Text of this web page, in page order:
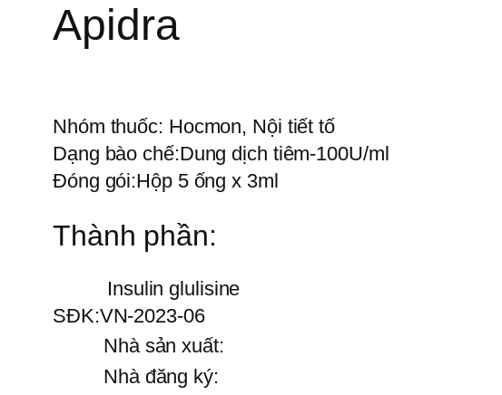
Apidra
Nhóm thuốc: Hocmon, Nội tiết tố
Dạng bào chế:Dung dịch tiêm-100U/ml
Đóng gói:Hộp 5 ống x 3ml
Thành phần:
Insulin glulisine
SĐK:VN-2023-06
Nhà sản xuất:
Nhà đăng ký: